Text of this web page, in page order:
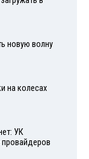
новую волну
на колесах
УК